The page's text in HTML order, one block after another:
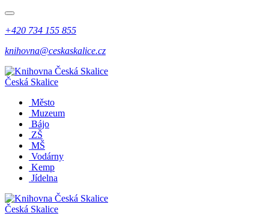
+420 734 155 855
knihovna@ceskaskalice.cz
Česká Skalice
Město
Muzeum
Bájo
ZŠ
MŠ
Vodárny
Kemp
Jídelna
Česká Skalice